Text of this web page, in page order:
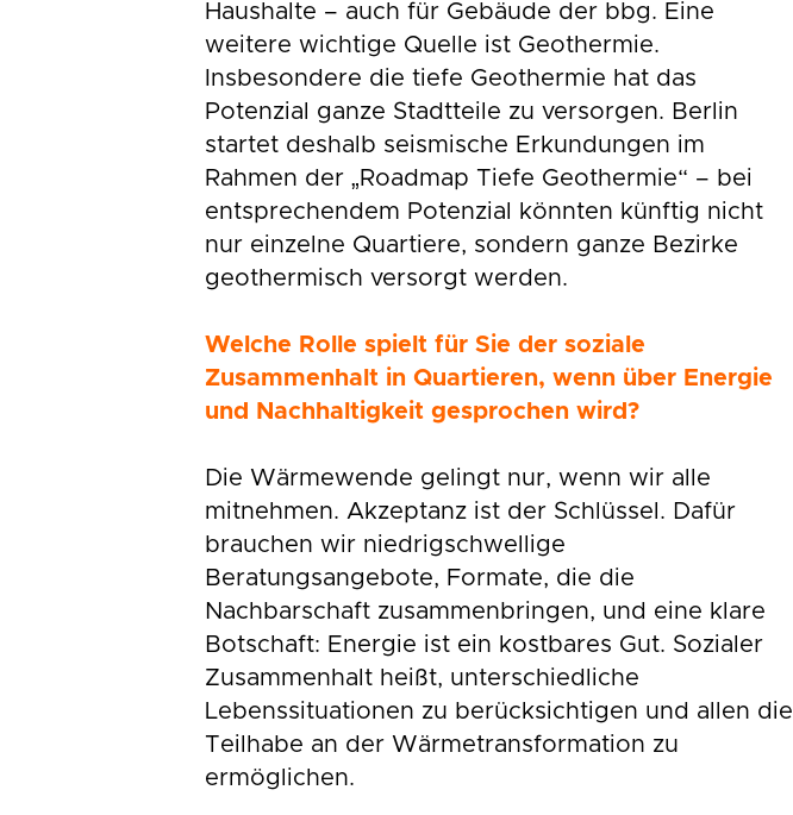
Haushalte – auch für Gebäude der bbg. Eine
weitere wichtige Quelle ist Geothermie.
Insbesondere die tiefe Geothermie hat das
Potenzial ganze Stadtteile zu versorgen. Berlin
startet deshalb seismische Erkundungen im
Rahmen der „Roadmap Tiefe Geothermie“ – bei
entsprechendem Potenzial könnten künftig nicht
nur einzelne Quartiere, sondern ganze Bezirke
geothermisch versorgt werden.
Welche Rolle spielt für Sie der soziale
Zusammenhalt in Quartieren, wenn über Energie
und Nachhaltigkeit gesprochen wird?
Die Wärmewende gelingt nur, wenn wir alle
mitnehmen. Akzeptanz ist der Schlüssel. Dafür
brauchen wir niedrigschwellige
Beratungsangebote, Formate, die die
Nachbarschaft zusammenbringen, und eine klare
Botschaft: Energie ist ein kostbares Gut. Sozialer
Zusammenhalt heißt, unterschiedliche
Lebenssituationen zu berücksichtigen und allen die
Teilhabe an der Wärmetransformation zu
ermöglichen.